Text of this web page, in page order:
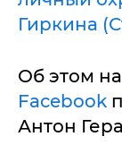
Гиркина
Об этом
Facebook
Антон